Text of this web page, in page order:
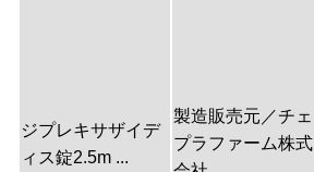
ジプレキサザイデ
ィス錠2.5m ...
製造販売元／チェ
プラファーム株式